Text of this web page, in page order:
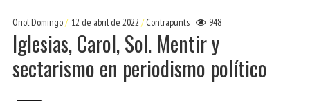
Oriol Domingo 12 de abril de 2022 Contrapunts 948
Iglesias, Carol, Sol. Mentir y
sectarismo en periodismo político